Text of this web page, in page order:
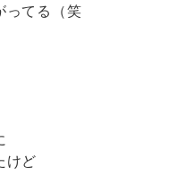
ってる（笑
けど